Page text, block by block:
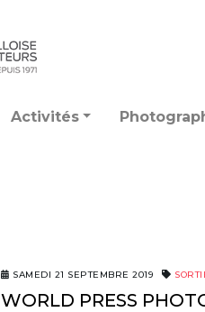
Activités
SAMEDI 21 SEPTEMBRE 2019
WORLD PRESS